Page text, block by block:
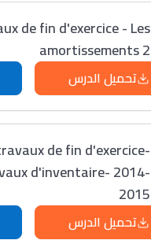
de fin d'exercice - Les
amortissements 2
تحميل الدرس
de fin d'exercice-
d'inventaire- 2014-
2015
تحميل الدرس